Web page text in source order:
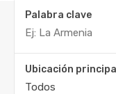
Palabra clave
Ubicación principal
Todos